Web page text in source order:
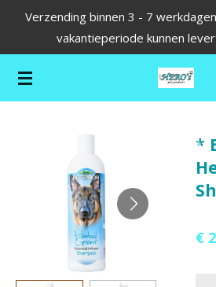
de
hoofdinhoud
Verzending binnen 3 - 7
vakantieperiode kunnen
*
€